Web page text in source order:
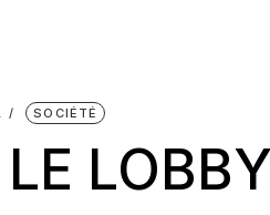
SOCIÉTÉ